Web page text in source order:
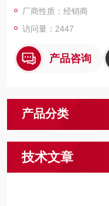
厂商性质：经销商
访问量：2447
产品咨询
产品分类
技术文章